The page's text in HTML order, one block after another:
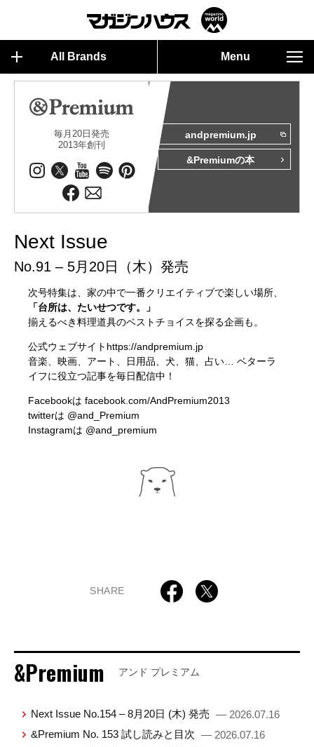
All Brands Menu
毎月20日発売
2013年創刊
andpremium.jp
&Premiumの本
Next Issue
No.91 – 5月20日（木）発売
次号特集は、家の中で一番クリエイティブで楽しい場所、
「台所は、たいせつです。」
揃えるべき料理道具のベストチョイスを探る企画も。
公式ウェブサイト https://andpremium.jp
音楽、映画、アート、日用品、犬、猫、占い… ベターラ
イフに役立つ記事を毎日配信中！
Facebookはfacebook.com/AndPremium2013
twitterは @and_Premium
Instagramは @and_premium
SHARE
&Premium アンド プレミアム
Next Issue No.154 – 8月20日 (木) 発売 — 2026.07.16
&Premium No. 153 試し読みと目次 — 2026.07.16